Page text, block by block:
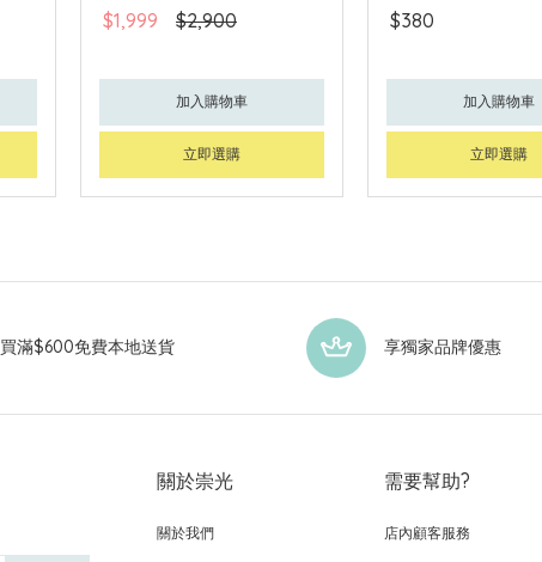
$1,999 $2,900
加入購物車
立即選購
$380
加入購物車
立即選購
買滿$600免費本地送貨 享獨家品牌優惠
關於崇光
關於我們
需要幫助?
店內顧客服務